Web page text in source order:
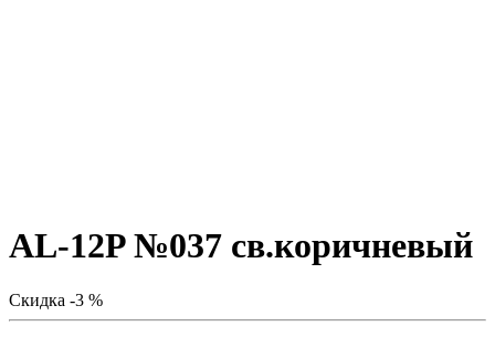
AL-12P №037 св.коричневый
Скидка -3 %